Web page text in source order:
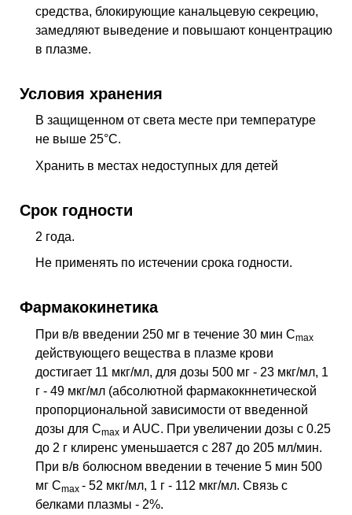
средства, блокирующие канальцевую секрецию,
замедляют выведение и повышают концентрацию
в плазме.
Условия хранения
В защищенном от света месте при температуре
не выше 25°С.
Хранить в местах недоступных для детей
Срок годности
2 года.
Не применять по истечении срока годности.
Фармакокинетика
При в/в введении 250 мг в течение 30 мин Cmax
действующего вещества в плазме крови
достигает 11 мкг/мл, для дозы 500 мг - 23 мкг/мл, 1
г - 49 мкг/мл (абсолютной фармакокннетической
пропорциональной зависимости от введенной
дозы для Cmax и AUC. При увеличении дозы с 0.25
до 2 г клиренс уменьшается с 287 до 205 мл/мин.
При в/в болюсном введении в течение 5 мин 500
мг Cmax - 52 мкг/мл, 1 г - 112 мкг/мл. Связь с
белками плазмы - 2%.